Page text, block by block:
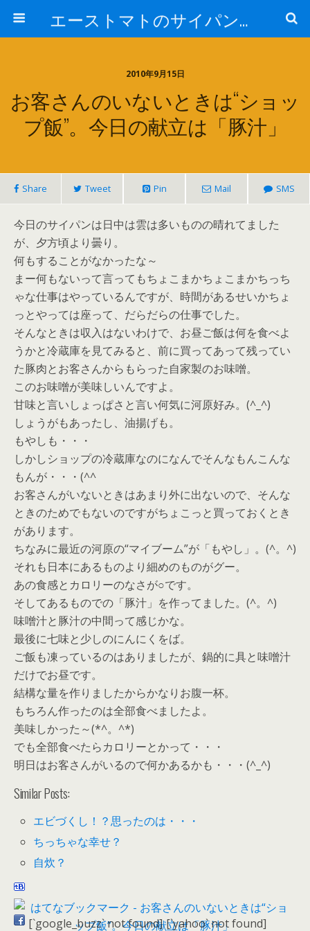
エーストマトのサイパンダイビング日記
2010年9月15日
お客さんのいないときは“ショッ
プ飯”。今日の献立は「豚汁」
Share Tweet Pin Mail SMS
今日のサイパンは日中は雲は多いものの晴れてました
が、夕方頃より曇り。
何もすることがなかったな～
まー何もないって言ってもちょこまかちょこまかちっち
ゃな仕事はやっているんですが、時間があるせいかちょ
っとやっては座って、だらだらの仕事でした。
そんなときは収入はないわけで、お昼ご飯は何を食べよ
うかと冷蔵庫を見てみると、前に買ってあって残ってい
た豚肉とお客さんからもらった自家製のお味噌。
このお味噌が美味しいんですよ。
甘味と言いしょっぱさと言い何気に河原好み。(^_^)
しょうがもあったし、油揚げも。
もやしも・・・
しかしショップの冷蔵庫なのになんでそんなもんこんな
もんが・・・(^^ゞ
お客さんがいないときはあまり外に出ないので、そんな
ときのためでもないのですがちょこっと買っておくとき
があります。
ちなみに最近の河原の“マイブーム”が「もやし」。(^。^)
それも日本にあるものより細めのものがグー。
あの食感とカロリーのなさが○です。
そしてあるものでの「豚汁」を作ってました。(^。^)
味噌汁と豚汁の中間って感じかな。
最後に七味と少しのにんにくをば。
ご飯も凍っているのはありましたが、鍋的に具と味噌汁
だけでお昼です。
結構な量を作りましたからかなりお腹一杯。
もちろん作ったのは全部食べましたよ。
美味しかった～(*^。^*)
でも全部食べたらカロリーとかって・・・
明日はお客さんがいるので何かあるかも・・・(^_^)
Similar Posts:
エビづくし！？思ったのは・・・
ちっちゃな幸せ？
自炊？
[`google_buzz` not found] [`yahoo` not found]